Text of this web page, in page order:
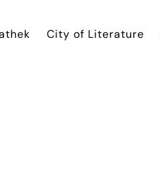
City of Literature